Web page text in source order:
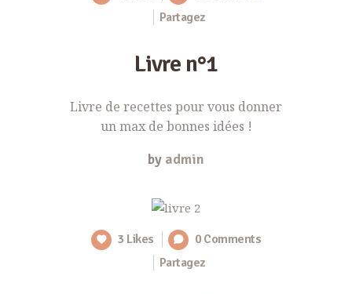
Partagez
Livre n°1
Livre de recettes pour vous donner
un max de bonnes idées !
by admin
3 Likes 0 Comments
Partagez